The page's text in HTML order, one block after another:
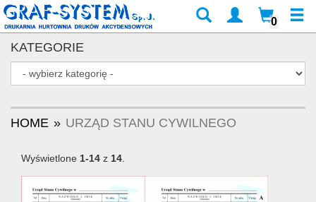
0
KATEGORIE
HOME URZĄD STANU CYWILNEGO
Wyświetlone 1-14 z 14